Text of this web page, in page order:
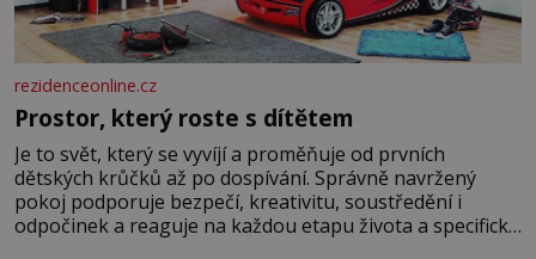
rezidenceonline.cz
Prostor, který roste s dítětem
Je to svět, který se vyvíjí a proměňuje od prvních
dětských krůčků až po dospívání. Správně navržený
pokoj podporuje bezpečí, kreativitu, soustředění i
odpočinek a reaguje na každou etapu života a specifické